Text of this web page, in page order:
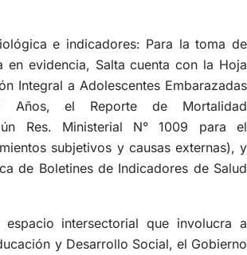
e indicadores: Para la toma de
en evidencia, Salta cuenta con la Hoja
Integral a Adolescentes Embarazadas
Años, el Reporte de Mortalidad
Res. Ministerial N° 1009 para el
subjetivos y causas externas), y
de Boletines de Indicadores de Salud
intersectorial que involucra a
y Desarrollo Social, el Gobierno